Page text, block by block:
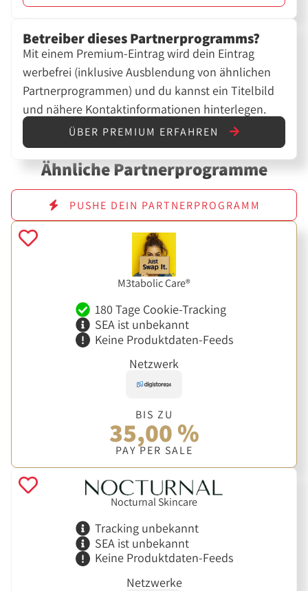
Betreiber dieses Partnerprogramms?
Mit einem Premium-Eintrag wird dein Eintrag
werbefrei (inklusive Ausblendung von ähnlichen
Partnerprogrammen) und du kannst ein Titelbild
und nähere Kontaktinformationen hinterlegen.
ÜBER PREMIUM ERFAHREN
Ähnliche Partnerprogramme
PUSHE DEIN PARTNERPROGRAMM
M3tabolic Care®
180 Tage Cookie-Tracking
SEA ist unbekannt
Keine Produktdaten-Feeds
Netzwerk
BIS ZU
35,00 %
PAY PER SALE
Nocturnal Skincare
Tracking unbekannt
SEA ist unbekannt
Keine Produktdaten-Feeds
Netzwerke